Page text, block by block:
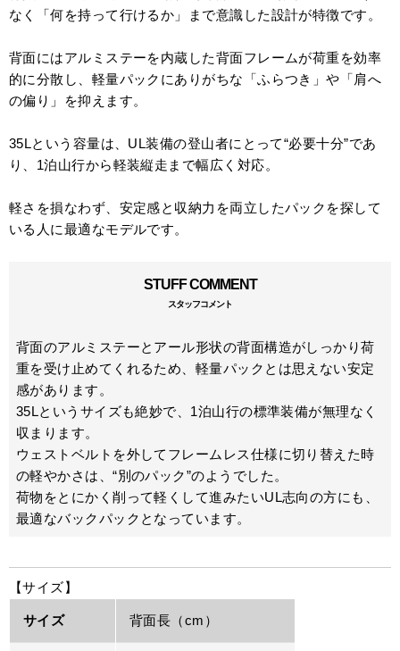
なく「何を持って行けるか」まで意識した設計が特徴です。
背面にはアルミステーを内蔵した背面フレームが荷重を効率
的に分散し、軽量パックにありがちな「ふらつき」や「肩へ
の偏り」を抑えます。
35Lという容量は、UL装備の登山者にとって“必要十分”であ
り、1泊山行から軽装縦走まで幅広く対応。
軽さを損なわず、安定感と収納力を両立したパックを探して
いる人に最適なモデルです。
STUFF COMMENT
スタッフコメント
背面のアルミステーとアール形状の背面構造がしっかり荷
重を受け止めてくれるため、軽量パックとは思えない安定
感があります。
35Lというサイズも絶妙で、1泊山行の標準装備が無理なく
収まります。
ウェストベルトを外してフレームレス仕様に切り替えた時
の軽やかさは、“別のパック”のようでした。
荷物をとにかく削って軽くして進みたいUL志向の方にも、
最適なバックパックとなっています。
【サイズ】
サイズ 背面長（cm）